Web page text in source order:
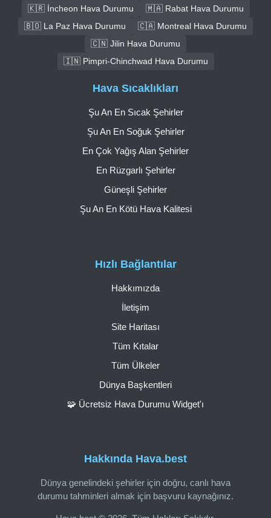
🇰🇷 İncheon Hava Durumu
🇲🇦 Rabat Hava Durumu
🇧🇴 La Paz Hava Durumu
🇨🇦 Montreal Hava Durumu
🇨🇳 Jilin Hava Durumu
🇮🇳 Pimpri-Chinchwad Hava Durumu
Hakkında Hava.best
Dünya genelindeki şehirler için doğru, canlı hava
durumu tahminleri almak için başvuru kaynağınız.
Hızlı Bağlantılar
Hakkımızda
İletişim
Site Haritası
Tüm Kıtalar
Tüm Ülkeler
Dünya Başkentleri
🧩 Ücretsiz Hava Durumu Widget'ı
Hava Sıcaklıkları
Şu An En Sıcak Şehirler
Şu An En Soğuk Şehirler
En Çok Yağış Alan Şehirler
En Rüzgarlı Şehirler
Güneşli Şehirler
Şu An En Kötü Hava Kalitesi